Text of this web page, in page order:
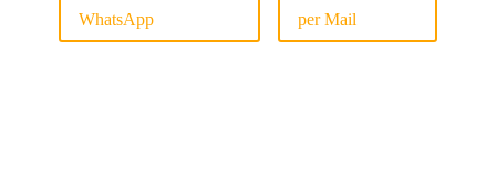
WhatsApp
per Mail